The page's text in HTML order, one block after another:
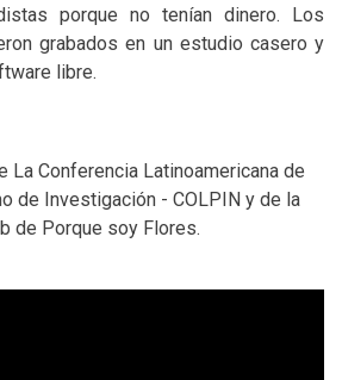
porque no tenían dinero. Los
grabados en un estudio casero y
libre.
La Conferencia Latinoamericana de
de Investigación - COLPIN y de la
de Porque soy Flores.